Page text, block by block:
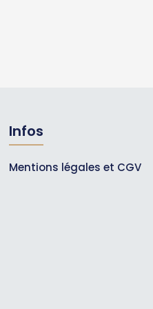
Infos
Mentions légales et CGV